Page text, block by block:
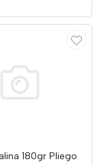
180gr Pliego